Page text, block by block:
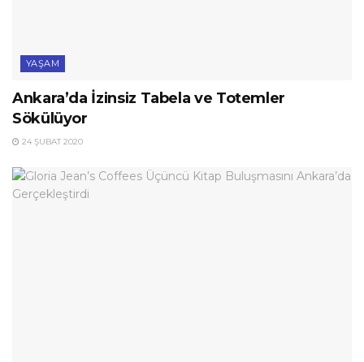
YAŞAM
Ankara’da İzinsiz Tabela ve Totemler
Sökülüyor
24 ŞUBAT 2020